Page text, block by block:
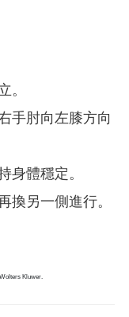
。
手肘向左膝方向
身體穩定。
換另一側進行。
Kluwer.